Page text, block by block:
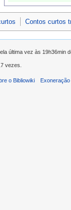
Contos curtos
última vez às 19h36min
vezes.
o Bibliowiki